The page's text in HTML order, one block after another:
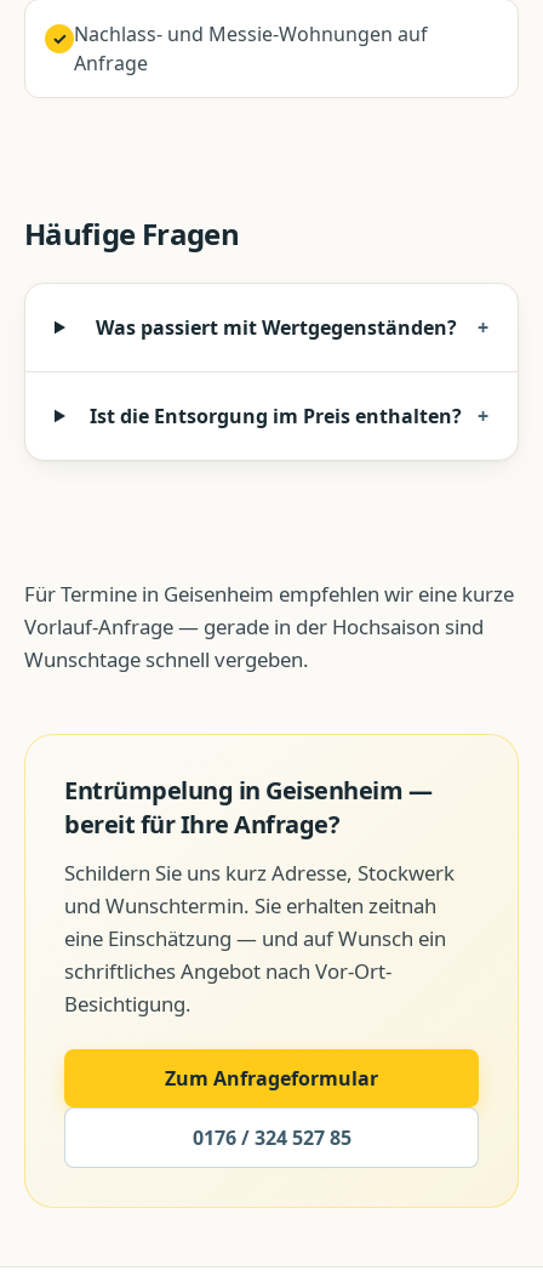
✓ Nachlass- und Messie-Wohnungen auf
Anfrage
Häufige Fragen
Was passiert mit Wertgegenständen? +
Ist die Entsorgung im Preis enthalten? +
Für Termine in Geisenheim empfehlen wir eine kurze
Vorlauf-Anfrage — gerade in der Hochsaison sind
Wunschtage schnell vergeben.
Entrümpelung in Geisenheim—
bereit für Ihre Anfrage?
Schildern Sie uns kurz Adresse, Stockwerk
und Wunschtermin. Sie erhalten zeitnah
eine Einschätzung — und auf Wunsch ein
schriftliches Angebot nach Vor-Ort-
Besichtigung.
Zum Anfrageformular
0176 / 324 527 85